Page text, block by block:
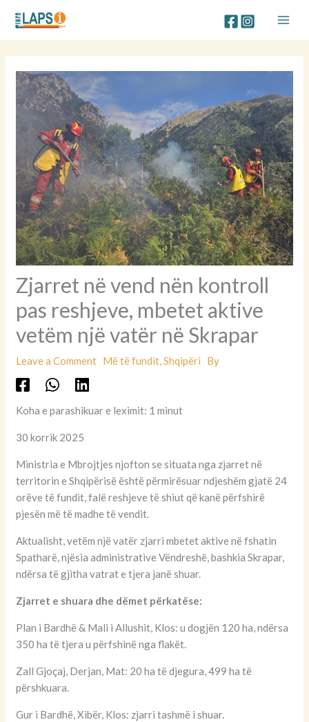
content
Zjarret në vend nën kontroll
pas reshjeve, mbetet aktive
vetëm një vatër në Skrapar
Leave a Comment Më të fundit,Shqipëri By
Koha e parashikuar e leximit: 1 minut
30 korrik 2025
Ministria e Mbrojtjes njofton se situata nga zjarret në
territorin e Shqipërisë është përmirësuar ndjeshëm gjatë 24
orëve të fundit, falë reshjeve të shiut që kanë përfshirë
pjesën më të madhe të vendit.
Aktualisht, vetëm një vatër zjarri mbetet aktive në fshatin
Spatharë, njësia administrative Vëndreshë, bashkia Skrapar,
ndërsa të gjitha vatrat e tjera janë shuar.
Zjarret e shuara dhe dëmet përkatëse:
Plan i Bardhë & Mali i Allushit, Klos: u dogjën 120 ha, ndërsa
350 ha të tjera u përfshinë nga flakët.
Zall Gjoçaj, Derjan, Mat: 20 ha të djegura, 499 ha të
përshkuara.
Gur i Bardhë, Xibër, Klos: zjarri tashmë i shuar.